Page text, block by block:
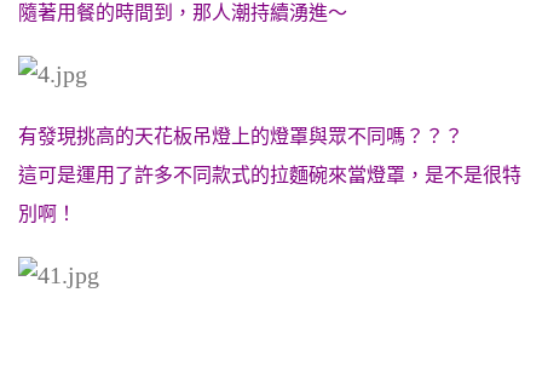
隨著用餐的時間到，那人潮持續湧進～
有發現挑高的天花板吊燈上的燈罩與眾不同嗎？？？
這可是運用了許多不同款式的拉麵碗來當燈罩，是不是很特
別啊！